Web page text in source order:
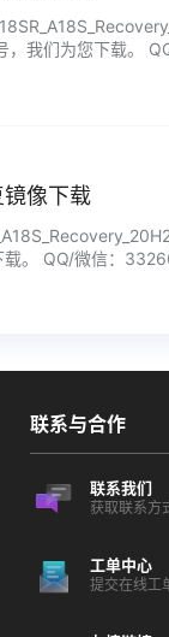
，我们为您下载
像下载
载。 QQ/微信：
联系与合作
联系我们
获取联系方
工单中心
提交在线工